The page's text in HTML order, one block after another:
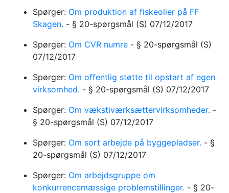
Spørger: Om produktion af fiskeolier på FF
Skagen. - § 20-spørgsmål (S) 07/12/2017
Spørger: Om CVR numre - § 20-spørgsmål (S)
07/12/2017
Spørger: Om offentlig støtte til opstart af egen
virksomhed. - § 20-spørgsmål (S) 07/12/2017
Spørger: Om vækstiværksættervirksomheder. -
§ 20-spørgsmål (S) 07/12/2017
Spørger: Om sort arbejde på byggepladser. - §
20-spørgsmål (S) 07/12/2017
Spørger: Om arbejdsgruppe om
konkurrencemæssige problemstillinger. - § 20-